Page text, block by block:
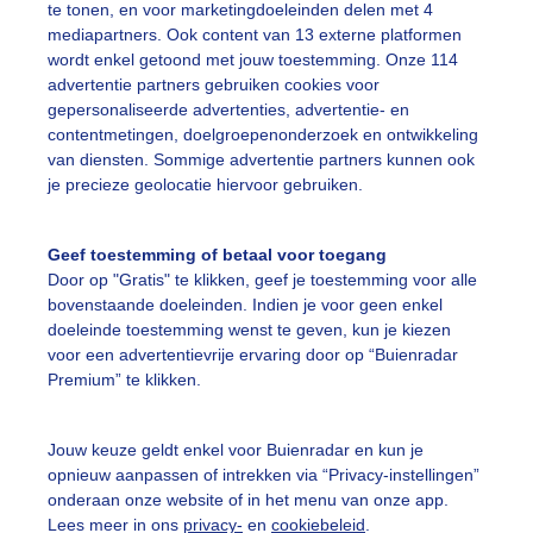
te tonen, en voor marketingdoeleinden delen met 4
mediapartners. Ook content van 13 externe platformen
wordt enkel getoond met jouw toestemming. Onze 114
advertentie partners gebruiken cookies voor
gepersonaliseerde advertenties, advertentie- en
contentmetingen, doelgroepenonderzoek en ontwikkeling
van diensten. Sommige advertentie partners kunnen ook
je precieze geolocatie hiervoor gebruiken.
Geef toestemming of betaal voor toegang
Door op "Gratis" te klikken, geef je toestemming voor alle
bovenstaande doeleinden. Indien je voor geen enkel
doeleinde toestemming wenst te geven, kun je kiezen
voor een advertentievrije ervaring door op “Buienradar
Premium” te klikken.
Jouw keuze geldt enkel voor Buienradar en kun je
opnieuw aanpassen of intrekken via “Privacy-instellingen”
onderaan onze website of in het menu van onze app.
Lees meer in ons privacy- en cookiebeleid
luchten boven Ede
Sandra Hols-Brugman Gemaakt: 24-03-2026, 110x bekeken
Zonsondergang
Mijn weer